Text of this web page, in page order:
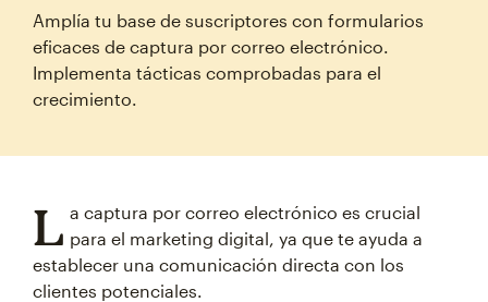
Amplía tu base de suscriptores con formularios
eficaces de captura por correo electrónico.
Implementa tácticas comprobadas para el
crecimiento.
L a captura por correo electrónico es crucial
para el marketing digital, ya que te ayuda a
establecer una comunicación directa con los
clientes potenciales.